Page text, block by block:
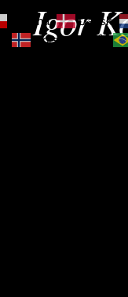
Igor
Čeština‎
Dansk
Norsk bokmål